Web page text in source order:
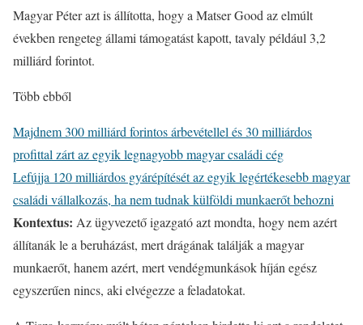
Magyar Péter azt is állította, hogy a Matser Good az elmúlt
években rengeteg állami támogatást kapott, tavaly például 3,2
milliárd forintot.
Több ebből
Majdnem 300 milliárd forintos árbevétellel és 30 milliárdos
profittal zárt az egyik legnagyobb magyar családi cég
Lefújja 120 milliárdos gyárépítését az egyik legértékesebb magyar
családi vállalkozás, ha nem tudnak külföldi munkaerőt behozni
Kontextus: Az ügyvezető igazgató azt mondta, hogy nem azért
állítanák le a beruházást, mert drágának találják a magyar
munkaerőt, hanem azért, mert vendégmunkások híján egész
egyszerűen nincs, aki elvégezze a feladatokat.